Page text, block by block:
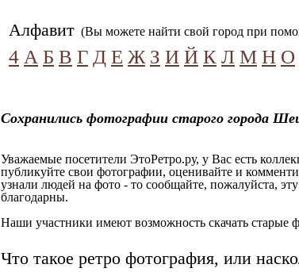
Алфавит (Вы можете найти свой город при
4 А Б В Г Д Е Ж З И Й К Л М Н О
Сохранились фотографии старого города
Уважаемые посетители ЭтоРетро.ру, у Вас есть
публикуйте свои фотографии, оценивайте и
узнали людей на фото - то сообщайте, пожалуйста,
благодарны.
Наши участники имеют возможность скачать старые
Что такое ретро фотография, или